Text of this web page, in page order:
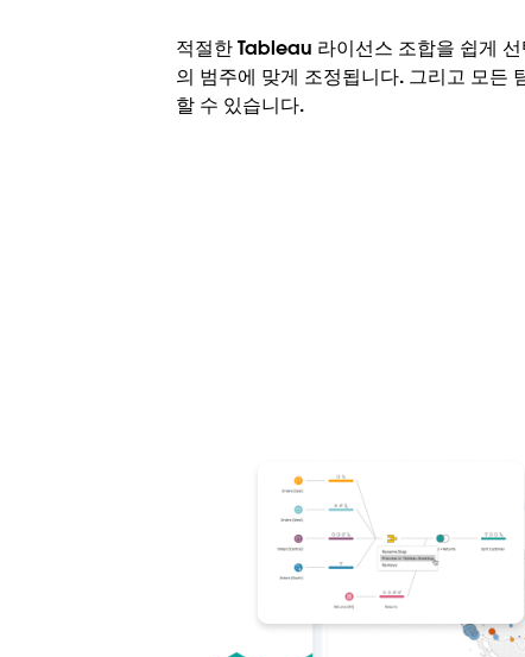
적절한 Tableau 라이선스 조합을 쉽게
의 범주에 맞게 조정됩니다. 그리고 모든
할 수 있습니다.